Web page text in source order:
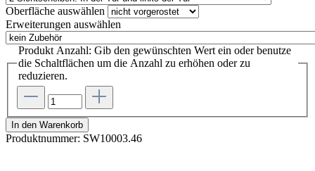
Oberfläche auswählen
Erweiterungen auswählen
Produkt Anzahl: Gib den gewünschten Wert ein oder benutze
die Schaltflächen um die Anzahl zu erhöhen oder zu
reduzieren.
In den Warenkorb
Produktnummer: SW10003.46